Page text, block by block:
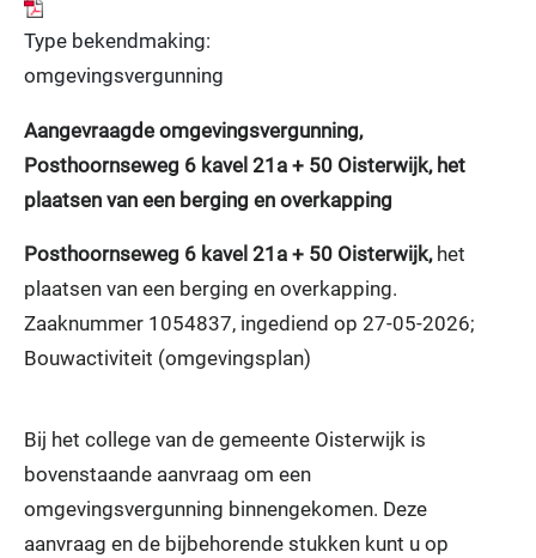
Type bekendmaking:
omgevingsvergunning
Aangevraagde omgevingsvergunning,
Posthoornseweg 6 kavel 21a + 50 Oisterwijk, het
plaatsen van een berging en overkapping
Posthoornseweg 6 kavel 21a + 50 Oisterwijk, het
plaatsen van een berging en overkapping.
Zaaknummer 1054837, ingediend op 27-05-2026;
Bouwactiviteit (omgevingsplan)
Bij het college van de gemeente Oisterwijk is
bovenstaande aanvraag om een
omgevingsvergunning binnengekomen. Deze
aanvraag en de bijbehorende stukken kunt u op